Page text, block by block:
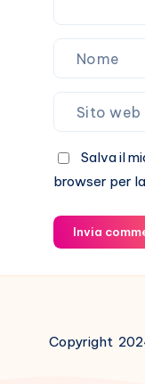
Salva il
browser per
Invia
Copyright